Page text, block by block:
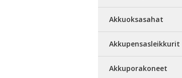
Akkuoksasahat
Akkupensasleikkurit
Akkuporakoneet